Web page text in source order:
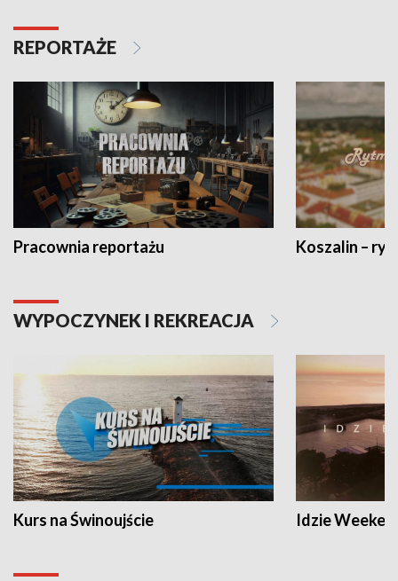
REPORTAŻE
Pracownia reportażu Koszalin –
WYPOCZYNEK I REKREACJA
Kurs na Świnoujście Idzie